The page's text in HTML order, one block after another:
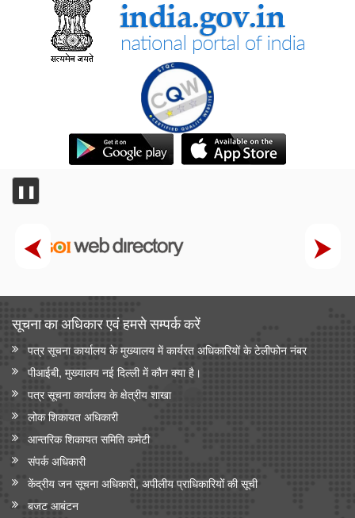
❚❚
सूचना का अधिकार एवं हमसे सम्‍पर्क करें
पत्र सूचना कार्यालय के मुख्यालय में कार्यरत अधिकारियों के टेलीफोन नंबर
पीआईबी, मुख्यालय नई दिल्ली में कौन क्या है।
पत्र सूचना कार्यालय के क्षेत्रीय शाखा
लोक शिकायत अधिकारी
आन्‍तरिक शिकायत समिति कमेटी
संपर्क अधिकारी
केंद्रीय जन सूचना अधिकारी, अपीलीय प्राधिकारियों की सूची
बजट आबंटन